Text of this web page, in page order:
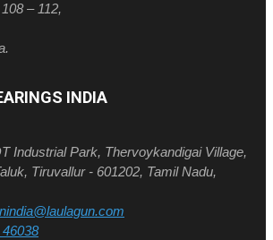
– 112,
INDIA
Industrial Park, Thervoykandigai Village,
Tiruvallur - 601202, Tamil Nadu,